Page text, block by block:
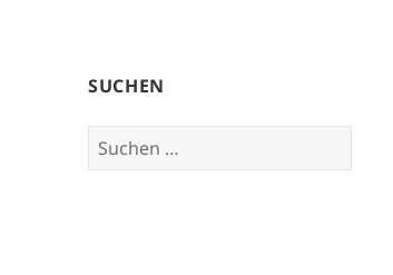
SUCHEN
Suchen
nach: